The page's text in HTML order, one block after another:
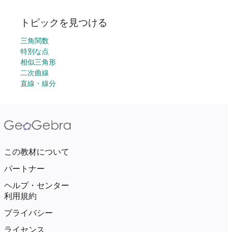
トピックを見つける
三角関数
特別な点
相似三角形
二次曲線
直線・線分
この教材について
パートナー
ヘルプ・センター
利用規約
プライバシー
ライセンス